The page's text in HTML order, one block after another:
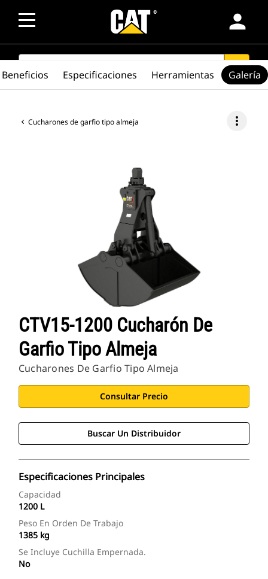
person
SEARCH search
Cucharones de garfio tipo almeja more_vert
CTV15-1200 Cucharón De
Garfio Tipo Almeja
Cucharones De Garfio Tipo Almeja
Consultar Precio
Buscar Un Distribuidor
Especificaciones Principales
Capacidad
1200 L
Peso En Orden De Trabajo
1385 kg
Se Incluye Cuchilla Empernada.
No
Beneficios Especificaciones Herramientas Galería